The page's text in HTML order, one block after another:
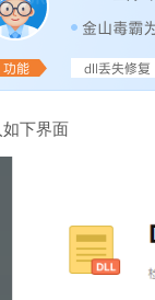
下界面